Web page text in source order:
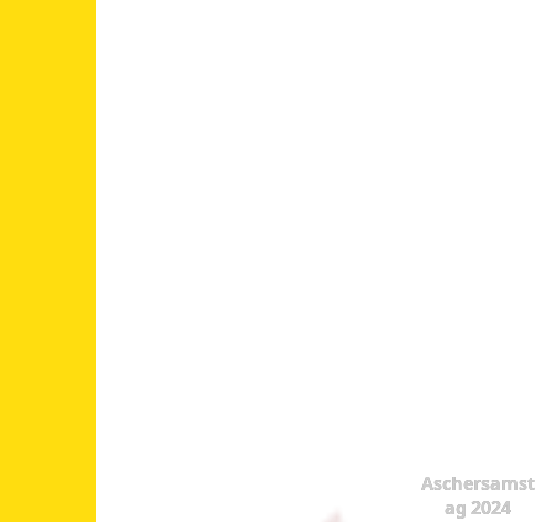
Aschersamst
ag 2024